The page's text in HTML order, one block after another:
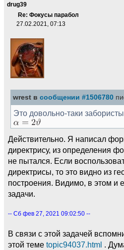
drug39
Re: Фокусы парабол
27.02.2021, 07:13
wrest в сообщении #1506780
Это довольно-таки
Действительно. Я написал
директрису, из определения
не пытался. Если
директрисы, то это видно из
построения. Видимо, в этом и
задачи.
-- Сб фев 27, 2021 09:02:50 --
В связи с этой задачей
этой теме topic94037.html .